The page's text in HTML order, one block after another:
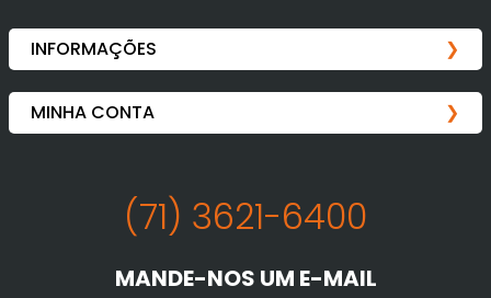
(71) 3621-6400
MANDE-NOS UM E-MAIL